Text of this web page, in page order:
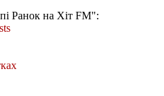
Ранок на Хіт FM":